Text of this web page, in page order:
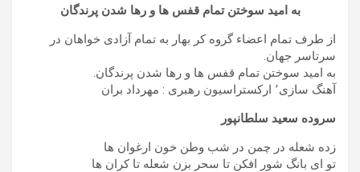
به امید سوختن تمام قفس ها و رها شدن پرندگان
از طرف تمام اعضاء گروه کر بهار به تمام آزادی خواهان در
سرتاسر جهان.
به امید سوختن تمام قفس ها و رها شدن پرندگان.
آهنگ سازی٬ ارکستراسیون رهبری : مهرداد بران
سروده سعید سلطانپور
زده شعله در چمن در شب وطن خون ارغوان ها
تو ای بانگ شور افکن تا سحر بزن شعله تا کران ها